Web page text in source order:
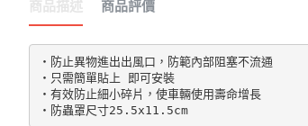
商品描述 商品評價
‧防止異物進出出風口，防範內部阻塞不流通
‧只需簡單貼上 即可安裝
‧有效防止細小碎片，使車輛使用壽命增長
‧防蟲罩尺寸25.5x11.5cm